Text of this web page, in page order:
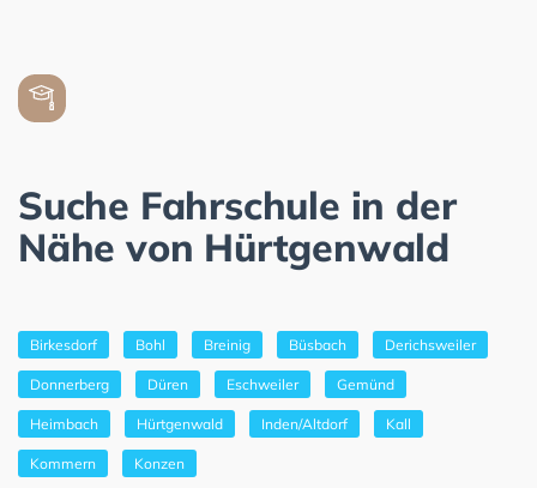
Suche Fahrschule in der
Nähe von Hürtgenwald
Birkesdorf Bohl Breinig Büsbach Derichsweiler
Donnerberg Düren Eschweiler Gemünd
Heimbach Hürtgenwald Inden/Altdorf Kall
Kommern Konzen